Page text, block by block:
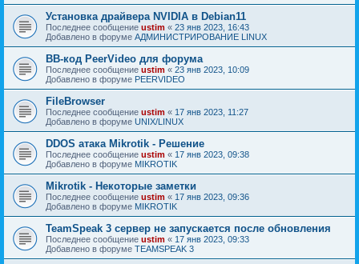
Установка драйвера NVIDIA в Debian11
Последнее сообщение ustim « 23 янв 2023, 16:43
Добавлено в форуме АДМИНИСТРИРОВАНИЕ LINUX
BB-код PeerVideo для форума
Последнее сообщение ustim « 23 янв 2023, 10:09
Добавлено в форуме PEERVIDEO
FileBrowser
Последнее сообщение ustim « 17 янв 2023, 11:27
Добавлено в форуме UNIX/LINUX
DDOS атака Mikrotik - Решение
Последнее сообщение ustim « 17 янв 2023, 09:38
Добавлено в форуме MIKROTIK
Mikrotik - Некоторые заметки
Последнее сообщение ustim « 17 янв 2023, 09:36
Добавлено в форуме MIKROTIK
TeamSpeak 3 сервер не запускается после обновления
Последнее сообщение ustim « 17 янв 2023, 09:33
Добавлено в форуме TEAMSPEAK 3